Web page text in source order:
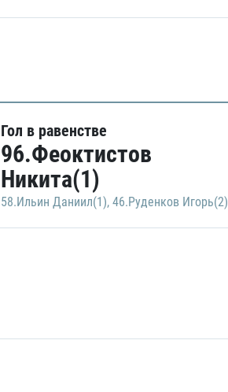
Гол в равенстве
96.Феоктистов
Никита(1)
58.Ильин Даниил(1), 46.Руденков Игорь(2)